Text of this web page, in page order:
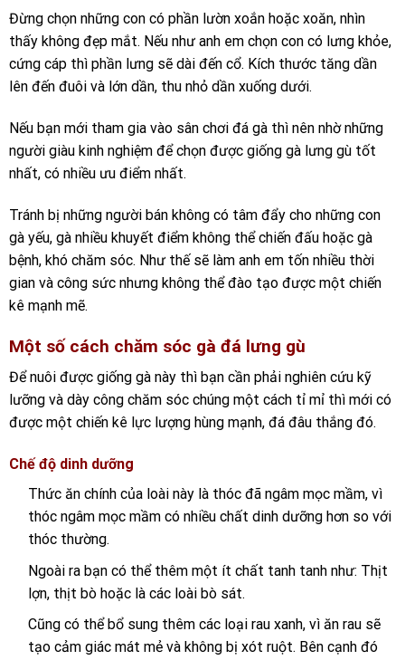
Đừng chọn những con có phần lườn xoắn hoặc xoăn, nhìn
thấy không đẹp mắt. Nếu như anh em chọn con có lưng khỏe,
cứng cáp thì phần lưng sẽ dài đến cổ. Kích thước tăng dần
lên đến đuôi và lớn dần, thu nhỏ dần xuống dưới.
Nếu bạn mới tham gia vào sân chơi đá gà thì nên nhờ những
người giàu kinh nghiệm để chọn được giống gà lưng gù tốt
nhất, có nhiều ưu điểm nhất.
Tránh bị những người bán không có tâm đẩy cho những con
gà yếu, gà nhiều khuyết điểm không thể chiến đấu hoặc gà
bệnh, khó chăm sóc. Như thế sẽ làm anh em tốn nhiều thời
gian và công sức nhưng không thể đào tạo được một chiến
kê mạnh mẽ.
Một số cách chăm sóc gà đá lưng gù
Để nuôi được giống gà này thì bạn cần phải nghiên cứu kỹ
lưỡng và dày công chăm sóc chúng một cách tỉ mỉ thì mới có
được một chiến kê lực lượng hùng mạnh, đá đâu thắng đó.
Chế độ dinh dưỡng
Thức ăn chính của loài này là thóc đã ngâm mọc mầm, vì
thóc ngâm mọc mầm có nhiều chất dinh dưỡng hơn so với
thóc thường.
Ngoài ra bạn có thể thêm một ít chất tanh tanh như: Thịt
lợn, thịt bò hoặc là các loài bò sát.
Cũng có thể bổ sung thêm các loại rau xanh, vì ăn rau sẽ
tạo cảm giác mát mẻ và không bị xót ruột. Bên cạnh đó